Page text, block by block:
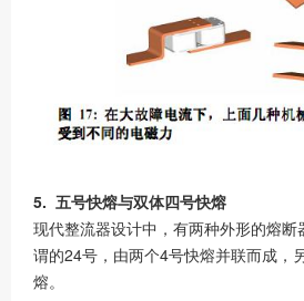
5. 五号快熔与双体四号快熔
现代整流器设计中，有两种外形的熔
谓的24号，由两个4号快熔并联而成，
熔。